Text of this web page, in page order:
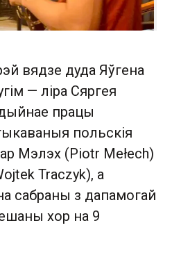
вядзе дуда Яўгена
— ліра Сяргея
працы
польскія
Мэлэх (Piotr Mełech)
Traczyk), а
сабраны з дапамогай
хор на 9